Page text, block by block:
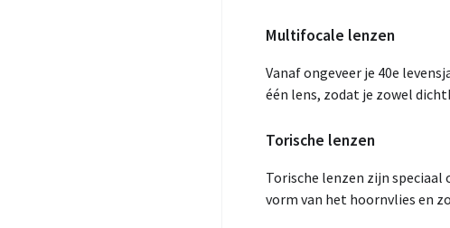
Multifocale lenzen
Vanaf ongeveer je 40e
één lens, zodat je zowel
Torische lenzen
Torische lenzen zijn
vorm van het hoornvlies en